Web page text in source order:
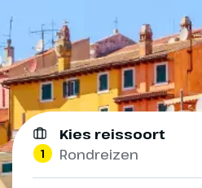
Kies reissoort
1 Rondreizen